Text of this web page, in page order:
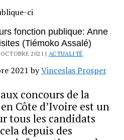
fonction publique: Anne
(Tiémoko Assalé)
2021 | ACTUALITÉ
2021 byVinceslas Prosper
concours de la
Côte d’Ivoire est un
tous les candidats
depuis des